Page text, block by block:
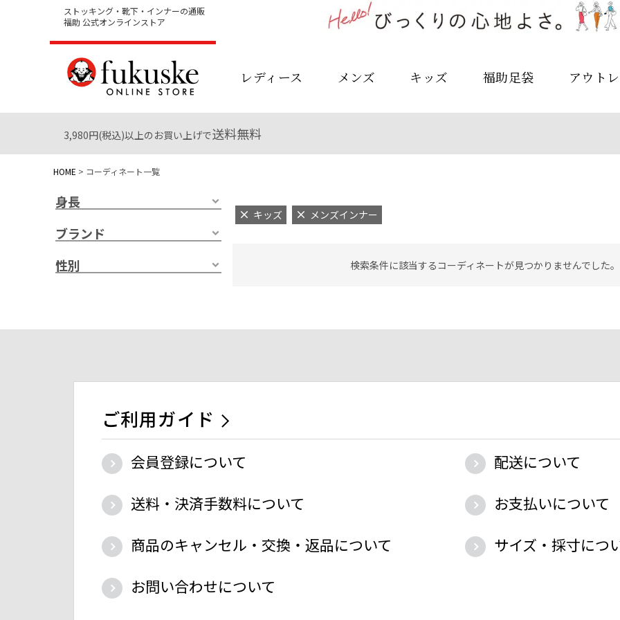
ストッキング・靴下・インナーの通販
福助 公式オンラインストア
レディース メンズ キッズ 福助足袋 アウト
3,980円(税込)以上のお買い上げで送料無料
HOME コーディネート一覧
身長
ブランド
性別
キッズ メンズインナー
検索条件に該当するコーディネートが見つかりませんでした
ご利用ガイド
会員登録について
配送について
送料・決済手数料について
お支払いについて
商品のキャンセル・交換・返品について
サイズ・採寸につ
お問い合わせについて